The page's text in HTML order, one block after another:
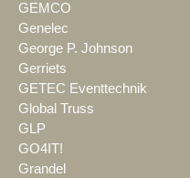
GEMCO
Genelec
George P. Johnson
Gerriets
GETEC Eventtechnik
Global Truss
GLP
GO4IT!
Grandel